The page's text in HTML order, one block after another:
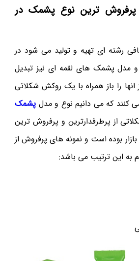
ترین نوع پشمک در
رشته ای تهیه و تولید می شود در
مدل پشمک های لقمه ای نیز تبدیل
را باز همراه با یک روکش شکلاتی
کنند که می دانیم نوع و مدل پشمک
از پرطرفدارترین و پرفروش ترین
بوده است و نمونه های پرفروش از
به این ترتیب می باشد: